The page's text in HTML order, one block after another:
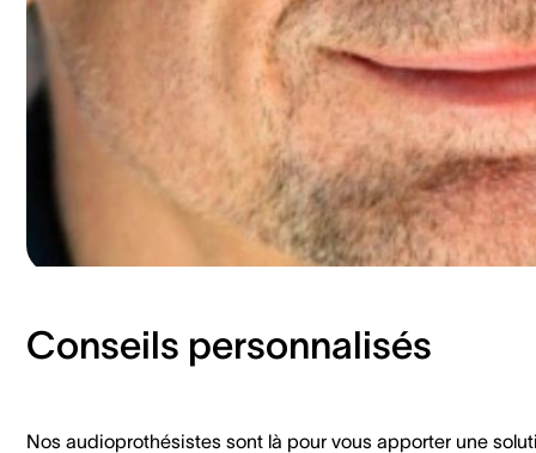
Conseils personnalisés
Nos audioprothésistes sont là pour vous apporter une